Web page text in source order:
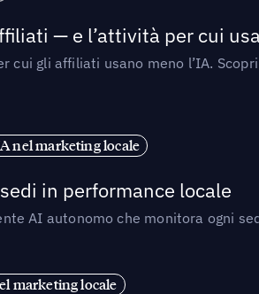
— e l’attività per cui
gli affiliati usano meno l’IA.
nel marketing locale
in performance locale
AI autonomo che monitora ogni
marketing locale